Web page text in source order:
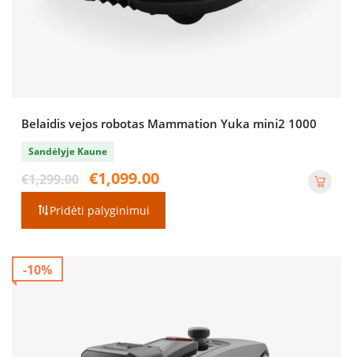
Belaidis vejos robotas Mammation Yuka mini2 1000
Sandėlyje Kaune
€1,299.00
Original
price
was:
€1,299.00.
€1,099.00
Pridėti palyginimui
-10%